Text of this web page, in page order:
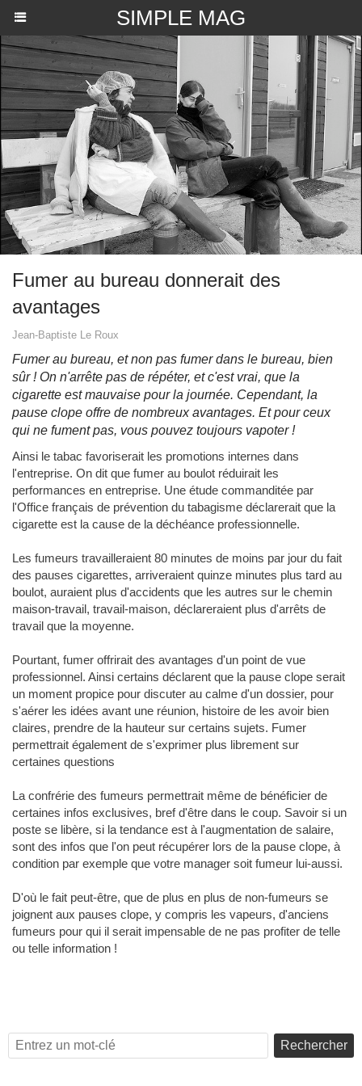
SIMPLE MAG
Fumer au bureau donnerait des
avantages
Jean-Baptiste Le Roux
Fumer au bureau, et non pas fumer dans le bureau, bien
sûr ! On n'arrête pas de répéter, et c'est vrai, que la
cigarette est mauvaise pour la journée. Cependant, la
pause clope offre de nombreux avantages. Et pour ceux
qui ne fument pas, vous pouvez toujours vapoter !
Ainsi le tabac favoriserait les promotions internes dans
l'entreprise. On dit que fumer au boulot réduirait les
performances en entreprise. Une étude commanditée par
l'Office français de prévention du tabagisme déclarerait que la
cigarette est la cause de la déchéance professionnelle.
Les fumeurs travailleraient 80 minutes de moins par jour du fait
des pauses cigarettes, arriveraient quinze minutes plus tard au
boulot, auraient plus d'accidents que les autres sur le chemin
maison-travail, travail-maison, déclareraient plus d'arrêts de
travail que la moyenne.
Pourtant, fumer offrirait des avantages d'un point de vue
professionnel. Ainsi certains déclarent que la pause clope serait
un moment propice pour discuter au calme d'un dossier, pour
s'aérer les idées avant une réunion, histoire de les avoir bien
claires, prendre de la hauteur sur certains sujets. Fumer
permettrait également de s'exprimer plus librement sur
certaines questions
La confrérie des fumeurs permettrait même de bénéficier de
certaines infos exclusives, bref d'être dans le coup. Savoir si un
poste se libère, si la tendance est à l'augmentation de salaire,
sont des infos que l'on peut récupérer lors de la pause clope, à
condition par exemple que votre manager soit fumeur lui-aussi.
D'où le fait peut-être, que de plus en plus de non-fumeurs se
joignent aux pauses clope, y compris les vapeurs, d'anciens
fumeurs pour qui il serait impensable de ne pas profiter de telle
ou telle information !
Rechercher